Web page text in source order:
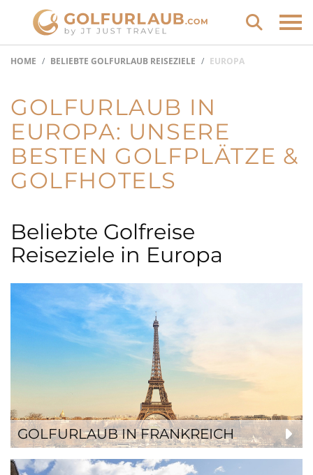
HOME BELIEBTE GOLFURLAUB REISEZIELE EUROPA
GOLFURLAUB IN
EUROPA: UNSERE
BESTEN GOLFPLÄTZE &
GOLFHOTELS
Beliebte Golfreise
Reiseziele in Europa
GOLFURLAUB IN FRANKREICH